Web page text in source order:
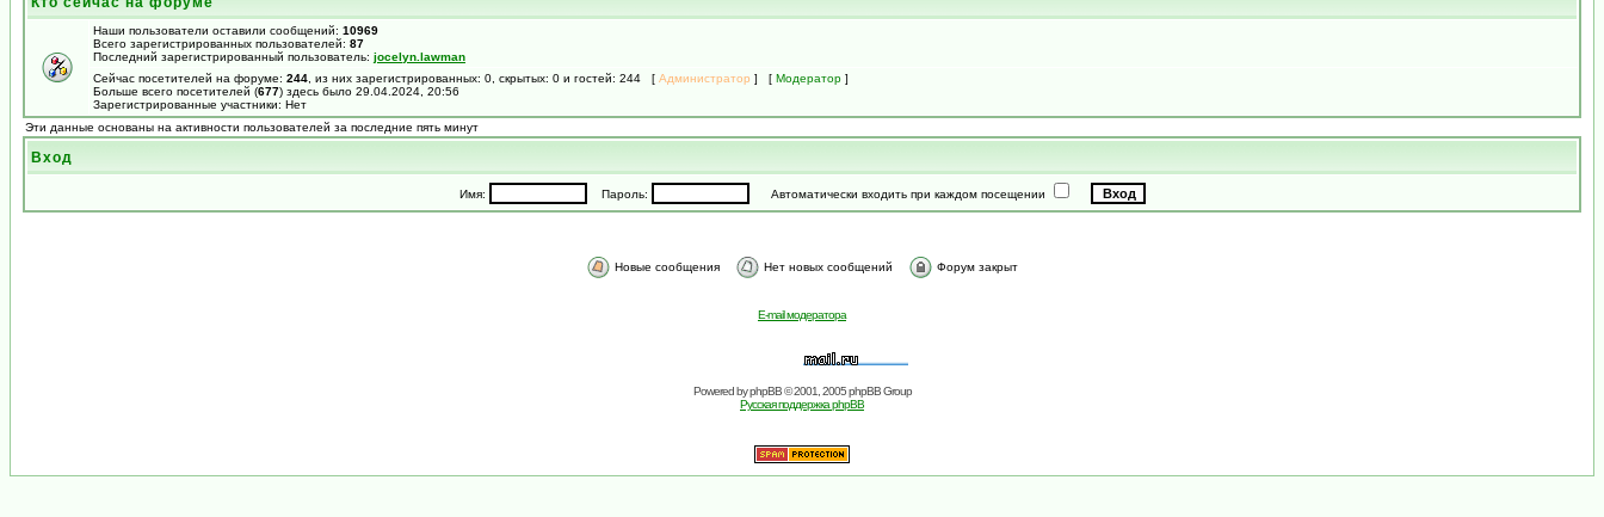
Наши пользователи оставили сообщений: 10969
Всего зарегистрированных пользователей: 87
Последний зарегистрированный пользователь: jocelyn.lawman
Сейчас посетителей на форуме: 244 , из них зарегистрированных: 0, скрытых: 0 и гостей: 244 [ Администратор ] [ Модератор ]
Больше всего посетителей (677) здесь было 29.04.2024, 20:56
Зарегистрированные участники: Нет
Эти данные основаны на активности пользователей за последние пять минут
Вход
Имя: Пароль: Автоматически входить при каждом посещении
Новые сообщения Нет новых сообщений Форум закрыт
E-mail модератора
Powered byphpBB© 2001, 2005 phpBB Group
Русская поддержка phpBB